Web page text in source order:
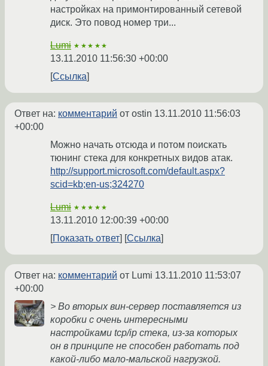
настройках на примонтированный сетевой
диск. Это повод номер три...
Lumi ★★★★★
13.11.2010 11:56:30 +00:00
Ссылка
Ответ на: комментарий от ostin 13.11.2010 11:56:03
+00:00
Можно начать отсюда и потом поискать
тюнинг стека для конкретных видов атак.
http://support.microsoft.com/default.aspx?
scid=kb;en-us;324270
Lumi ★★★★★
13.11.2010 12:00:39 +00:00
Показать ответ
Ссылка
Ответ на: комментарий от Lumi 13.11.2010 11:53:07
+00:00
> Во вторых вин-сервер поставляется из
коробки с очень интересными
настройками tcp/ip стека, из-за которых
он в принципе не способен работать под
какой-либо мало-мальской нагрузкой.